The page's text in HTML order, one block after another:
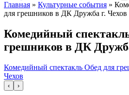
Главная » Культурные события »
для грешников в ДК Дружба г. Чехов
Комедийный
грешников в ДК
Комедийный спектакль Обед для
Чехов
‹ ›